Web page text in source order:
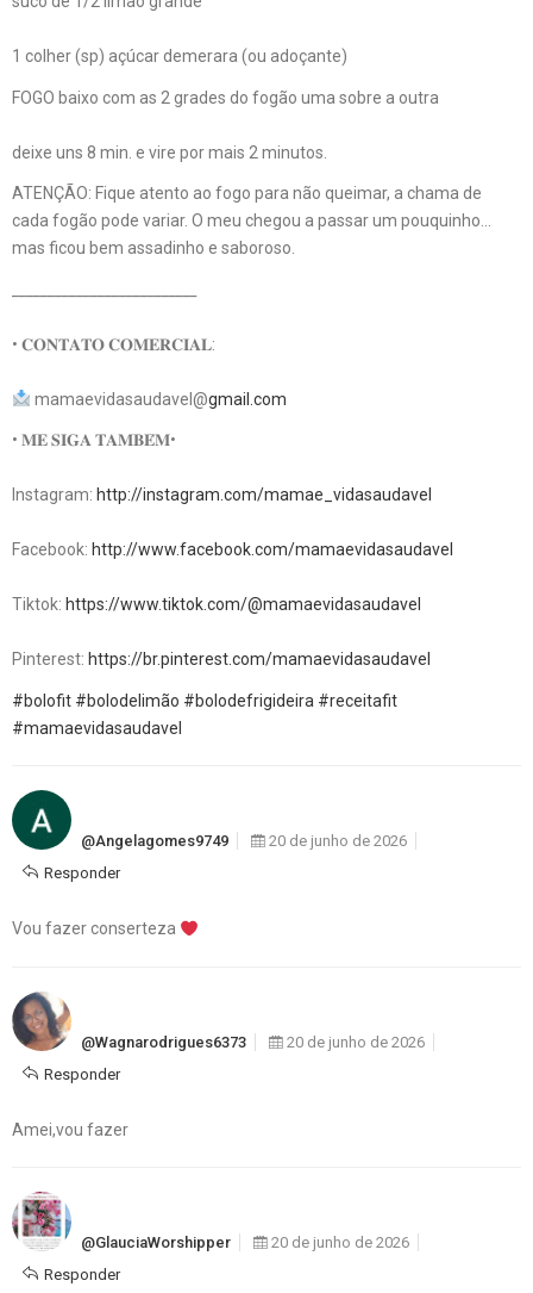
1 colher (sp) açúcar demerara (ou adoçante)
FOGO baixo com as 2 grades do fogão uma sobre a outra
deixe uns 8 min. e vire por mais 2 minutos.
ATENÇÃO: Fique atento ao fogo para não queimar, a chama de
cada fogão pode variar. O meu chegou a passar um pouquinho…
mas ficou bem assadinho e saboroso.
• 𝐂𝐎𝐍𝐓𝐀𝐓𝐎 𝐂𝐎𝐌𝐄𝐑𝐂𝐈𝐀𝐋:
mamaevidasaudavel@gmail.com
• 𝐌𝐄 𝐒𝐈𝐆𝐀 𝐓𝐀𝐌𝐁𝐄́𝐌•
Instagram: http://instagram.com/mamae_vidasaudavel
Facebook: http://www.facebook.com/mamaevidasaudavel
Tiktok: https://www.tiktok.com/@mamaevidasaudavel
Pinterest: https://br.pinterest.com/mamaevidasaudavel
#bolofit #bolodelimão #bolodefrigideira #receitafit
#mamaevidasaudavel
@angelagomes9749
20 de junho de 2026
Responder
Vou fazer conserteza
@wagnarodrigues6373
20 de junho de 2026
Responder
Amei,vou fazer
@GlauciaWorshipper
20 de junho de 2026
Responder